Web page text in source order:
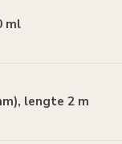
ml
lengte 2 m